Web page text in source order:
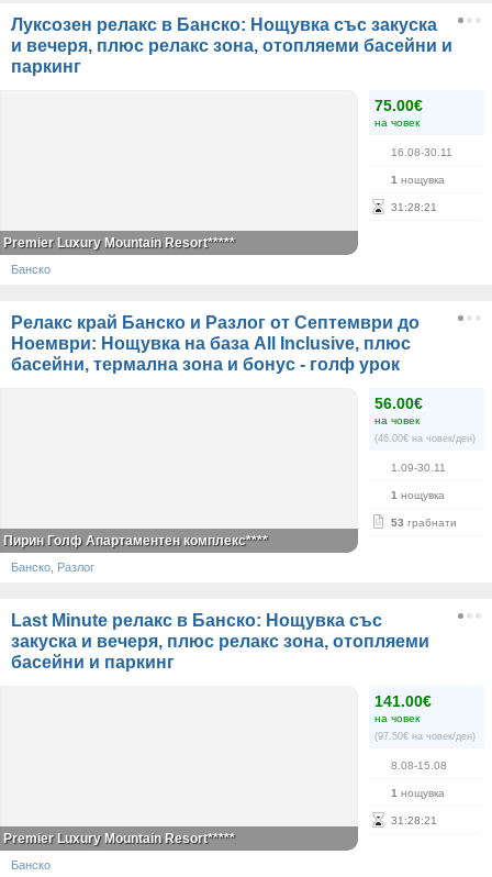
Луксозен релакс в Банско: Нощувка със закуска
и вечеря, плюс релакс зона, отопляеми басейни и
паркинг
75.00€
на човек
16.08-30.11
1 нощувка
31 :28:21
Premier Luxury Mountain Resort*****
Банско
Релакс край Банско и Разлог от Септември до
Ноември: Нощувка на база All Inclusive, плюс
басейни, термална зона и бонус - голф урок
56.00€
на човек
(46.00€ на човек/ден)
1.09-30.11
1 нощувка
53 грабнати
Пирин Голф Апартаментен комплекс****
Банско, Разлог
Last Minute релакс в Банско: Нощувка със
закуска и вечеря, плюс релакс зона, отопляеми
басейни и паркинг
141.00€
на човек
(97.50€ на човек/ден)
8.08-15.08
1 нощувка
31 :28:21
Premier Luxury Mountain Resort*****
Банско